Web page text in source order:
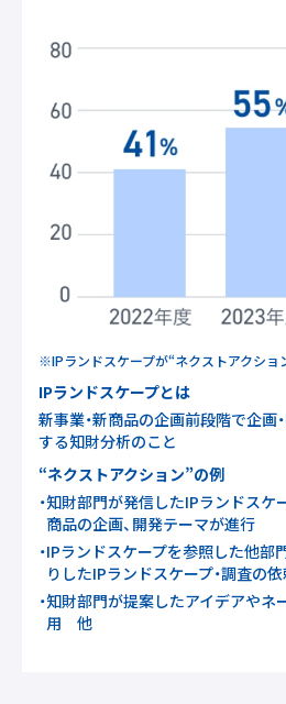
※IPランドスケープが“ネクストアクシ
IPランドスケープとは
新事業・新商品の企画前段階で企画
する知財分析のこと
“ネクストアクション”の例
・知財部門が発信したIPランドスケ
商品の企画、開発テーマが進行
・IPランドスケープを参照した他部
りしたIPランドスケープ・調査の
・知財部門が提案したアイデアやネ
用 他